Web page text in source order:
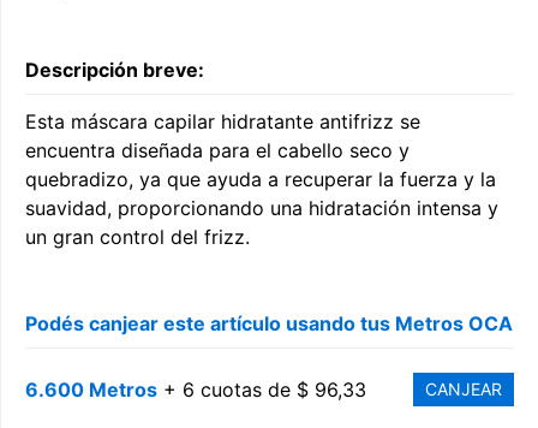
Descripción breve:
Esta máscara capilar hidratante antifrizz se
encuentra diseñada para el cabello seco y
quebradizo, ya que ayuda a recuperar la fuerza y ​​la
suavidad, proporcionando una hidratación intensa y
un gran control del frizz.
Podés canjear este artículo usando tus Metros OCA
6.600 Metros + 6 cuotas de $ 96,33 CANJEAR